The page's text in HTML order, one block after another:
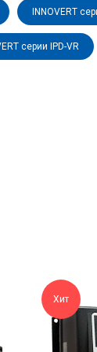
INNOVERT
серии IPD-VR
Хит